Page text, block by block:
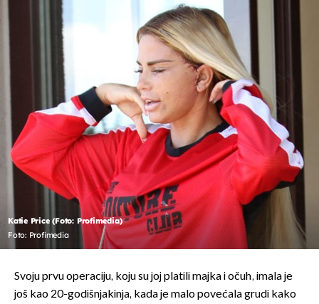
Katie Price (Foto: Profimedia)
Foto: Profimedia
Svoju prvu operaciju, koju su joj platili majka i očuh, imala je
još kao 20-godišnjakinja, kada je malo povećala grudi kako